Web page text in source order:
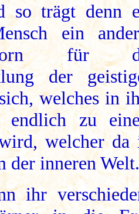
so trägt denn
ein
für
der
welches in
endlich zu
welcher da
der inneren Welt.
ihr